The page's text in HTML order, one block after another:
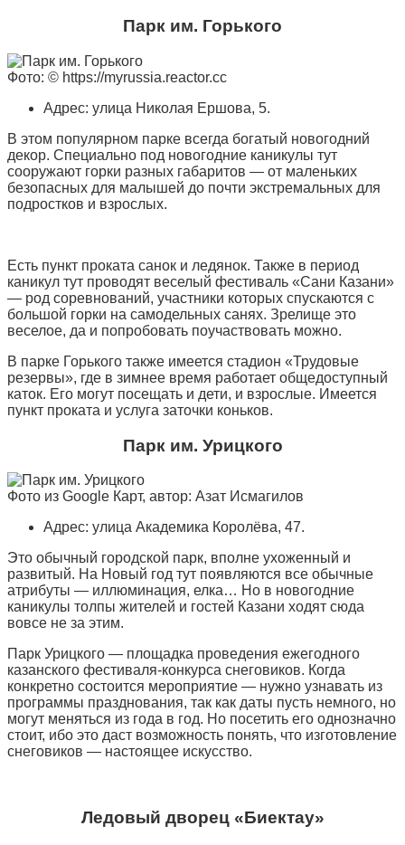
Парк им. Горького
Фото: © https://myrussia.reactor.cc
Адрес: улица Николая Ершова, 5.
В этом популярном парке всегда богатый новогодний
декор. Специально под новогодние каникулы тут
сооружают горки разных габаритов — от маленьких
безопасных для малышей до почти экстремальных для
подростков и взрослых.
Есть пункт проката санок и ледянок. Также в период
каникул тут проводят веселый фестиваль «Сани Казани»
— род соревнований, участники которых спускаются с
большой горки на самодельных санях. Зрелище это
веселое, да и попробовать поучаствовать можно.
В парке Горького также имеется стадион «Трудовые
резервы», где в зимнее время работает общедоступный
каток. Его могут посещать и дети, и взрослые. Имеется
пункт проката и услуга заточки коньков.
Парк им. Урицкого
Фото из Google Карт, автор: Азат Исмагилов
Адрес: улица Академика Королёва, 47.
Это обычный городской парк, вполне ухоженный и
развитый. На Новый год тут появляются все обычные
атрибуты — иллюминация, елка… Но в новогодние
каникулы толпы жителей и гостей Казани ходят сюда
вовсе не за этим.
Парк Урицкого — площадка проведения ежегодного
казанского фестиваля-конкурса снеговиков. Когда
конкретно состоится мероприятие — нужно узнавать из
программы празднования, так как даты пусть немного, но
могут меняться из года в год. Но посетить его однозначно
стоит, ибо это даст возможность понять, что изготовление
снеговиков — настоящее искусство.
Ледовый дворец «Биектау»